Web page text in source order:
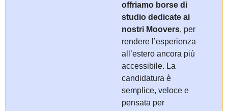
offriamo borse di
studio dedicate ai
nostri Moovers, per
rendere l’esperienza
all’estero ancora più
accessibile. La
candidatura è
semplice, veloce e
pensata per